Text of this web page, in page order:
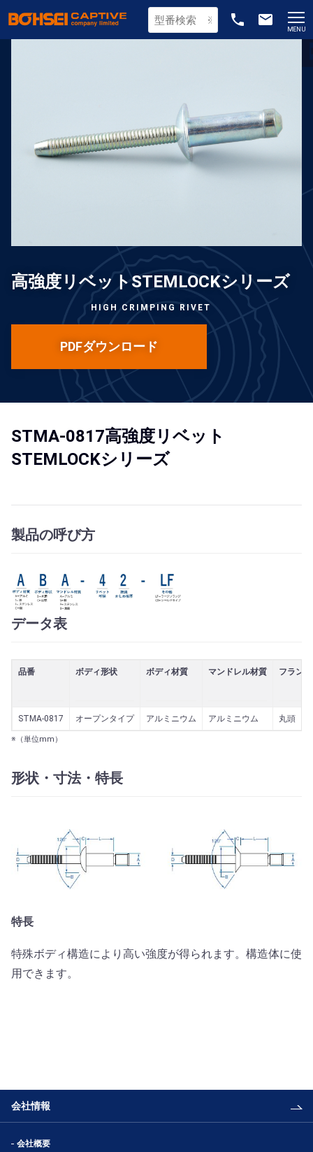
phone email
MENU
高強度リベットSTEMLOCKシリーズ
HIGH CRIMPING RIVET
PDFダウンロード
STMA-0817高強度リベット
STEMLOCKシリーズ
製品の呼び方
データ表
品番 ボディ形状 ボディ材質 マンドレル材質 フラン
STMA-0817 オープンタイプ アルミニウム アルミニウム 丸頭
※（単位mm）
形状・寸法・特長
特長
特殊ボディ構造により高い強度が得られます。構造体に使
用できます。
会社情報
会社概要